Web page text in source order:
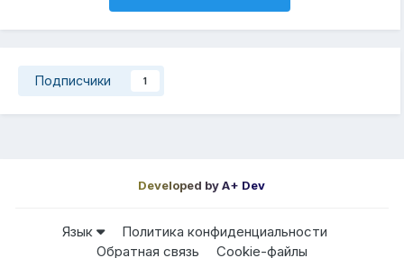
Подписчики 1
Developed by A+ Dev
Язык
Политика конфиденциальности
Обратная связь
Cookie-файлы